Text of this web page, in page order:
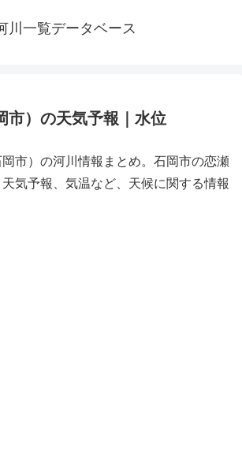
川一覧データベース
市）の天気予報｜水位
市）の河川情報まとめ。石岡市の恋瀬
気予報、気温など、天候に関する情報